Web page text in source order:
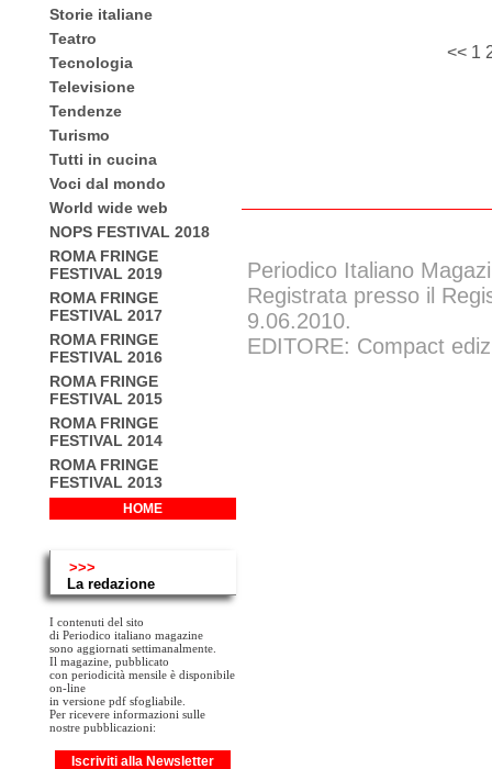
Storie italiane
Teatro
Tecnologia
Televisione
Tendenze
Turismo
Tutti in cucina
Voci dal mondo
World wide web
NOPS FESTIVAL 2018
ROMA FRINGE
FESTIVAL 2019
ROMA FRINGE
FESTIVAL 2017
ROMA FRINGE
FESTIVAL 2016
ROMA FRINGE
FESTIVAL 2015
ROMA FRINGE
FESTIVAL 2014
ROMA FRINGE
FESTIVAL 2013
HOME
>>>
La redazione
I contenuti del sito
di Periodico italiano magazine
sono aggiornati settimanalmente.
Il magazine, pubblicato
con periodicità mensile è disponibile
on-line
in versione pdf sfogliabile.
Per ricevere informazioni sulle
nostre pubblicazioni:
Iscriviti alla Newsletter
<< 1
Periodico Italiano
Registrata presso il
9.06.2010.
EDITORE: Compact